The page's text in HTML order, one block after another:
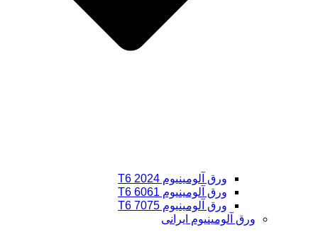
ورق آلومینیوم 2024 T6
ورق آلومینیوم 6061 T6
ورق آلومینیوم 7075 T6
ورق آلومینیوم ایرانی